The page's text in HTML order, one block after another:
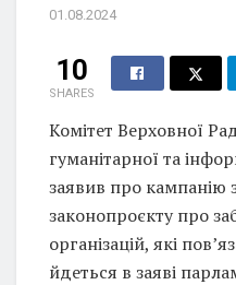
01.08.2024
10
SHARES
Комітет Верховної
гуманітарної та
заявив про кампанію
законопроєкту про
організацій, які
йдеться в заяві